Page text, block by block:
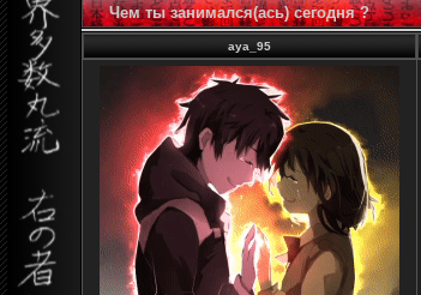
Чем ты занимался(ась) сегодня ?
aya_95